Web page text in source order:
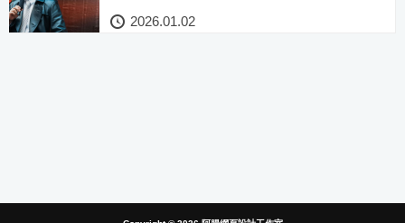
2026.01.02